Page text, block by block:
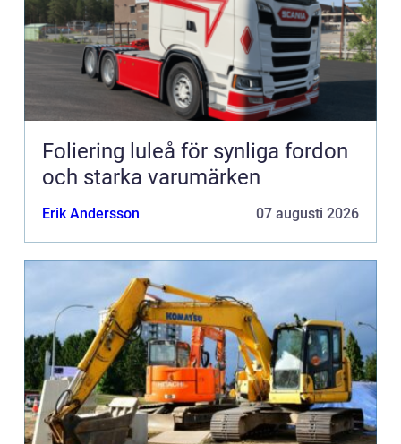
Foliering luleå för synliga fordon
och starka varumärken
Erik Andersson 07 augusti 2026